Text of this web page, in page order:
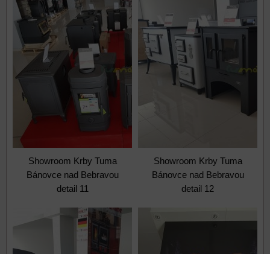
Showroom Krby Tuma
Bánovce nad Bebravou
detail 11
Showroom Krby Tuma
Bánovce nad Bebravou
detail 12